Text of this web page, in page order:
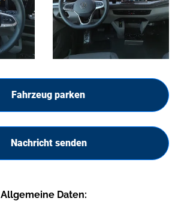
Fahrzeug parken
Nachricht senden
Allgemeine Daten: